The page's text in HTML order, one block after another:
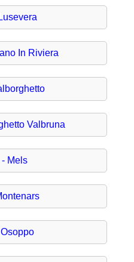
In Riviera
Valbruna
Mels